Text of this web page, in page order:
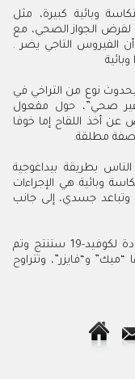
وبائية كبيرة، مثل
لفرض الجواز الصحي، مع
. وشدد على أن الفيروس التاجي يضر
عضو اللجنة العلمية والتقنية لكوفيد-19، بحدوث نوع من التراخي في
صحي”، حول مفعول
عن أخذ اللقاح إما خوفا
بصفة مطلقة.
بطريقة بيداغوجية
وبائية هي الإجراءات
وتباعد جسدي، إلى جانب
وأوضح المتوكل أن هناك بوادر لعقاقير مضادة لكوفيد-19 ستنتج وتم
و“فايزر”، وتتراوح